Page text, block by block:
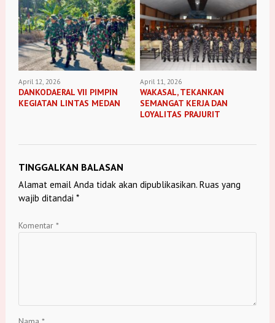
April 12, 2026
DANKODAERAL VII PIMPIN
KEGIATAN LINTAS MEDAN
April 11, 2026
WAKASAL, TEKANKAN
SEMANGAT KERJA DAN
LOYALITAS PRAJURIT
TINGGALKAN BALASAN
Alamat email Anda tidak akan dipublikasikan. Ruas yang
wajib ditandai *
Komentar *